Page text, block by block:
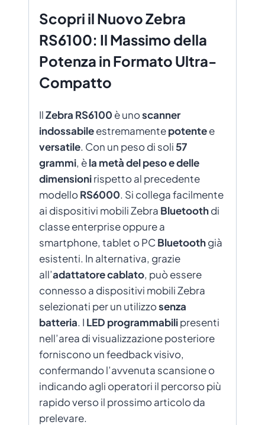
Scopri il Nuovo Zebra
RS6100: Il Massimo della
Potenza in Formato Ultra-
Compatto
IlZebra RS6100 è unoscanner
indossabileestremamentepotentee
versatile. Con un peso di soli57
grammi, èla metà del peso e delle
dimensionirispetto al precedente
modelloRS6000. Si collega facilmente
ai dispositivi mobili Zebra Bluetoothdi
classe enterprise oppure a
smartphone, tablet o PCBluetoothgià
esistenti. In alternativa, grazie
all’adattatore cablato, può essere
connesso a dispositivi mobili Zebra
selezionati per un utilizzosenza
batteria. I LED programmabilipresenti
nell’area di visualizzazione posteriore
forniscono un feedback visivo,
confermando l’avvenuta scansione o
indicando agli operatori il percorso più
rapido verso il prossimo articolo da
prelevare.